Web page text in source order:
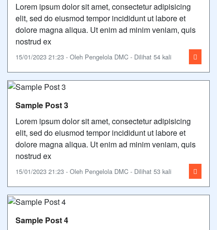
Lorem ipsum dolor sit amet, consectetur adipisicing
elit, sed do eiusmod tempor incididunt ut labore et
dolore magna aliqua. Ut enim ad minim veniam, quis
nostrud ex
15/01/2023 21:23 - Oleh Pengelola DMC - Dilihat 54 kali
Sample Post 3
Lorem ipsum dolor sit amet, consectetur adipisicing
elit, sed do eiusmod tempor incididunt ut labore et
dolore magna aliqua. Ut enim ad minim veniam, quis
nostrud ex
15/01/2023 21:23 - Oleh Pengelola DMC - Dilihat 53 kali
Sample Post 4